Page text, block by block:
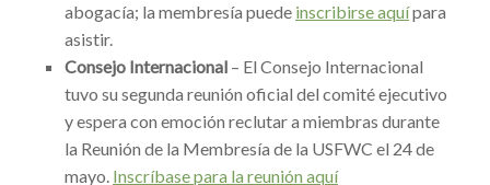
abogacía; la membresía puede inscribirse aquípara
asistir.
Consejo Internacional – El Consejo Internacional
tuvo su segunda reunión oficial del comité ejecutivo
y espera con emoción reclutar a miembras durante
la Reunión de la Membresía de la USFWC el 24 de
mayo. Inscríbase para la reunión aquí